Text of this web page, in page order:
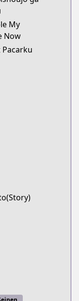
My
Now